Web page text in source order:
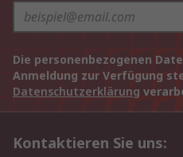
Die personenbezogenen
Anmeldung zur Verfügung
Datenschutzerklärung
Kontaktieren Sie uns: